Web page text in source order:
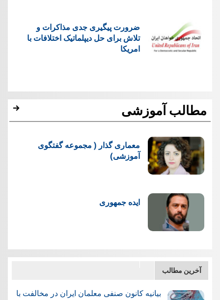
ضرورت پیگیری جدی مذاکرات و
تلاش برای حل دیپلماتیک اختلافات با
امریکا
مطالب آموزشی
معماری گذار ( مجموعه گفتگوی
آموزشی)
ایده جمهوری
آخرین مطالب
بیانیه کانون صنفی معلمان ایران در مخالفت با